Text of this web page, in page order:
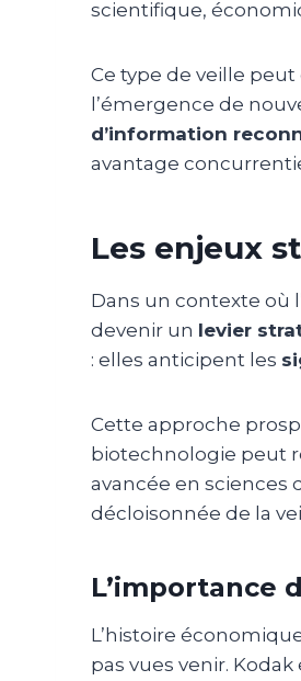
scientifique,
Ce type de veille
l’émergence de
d’information
avantage
Les enjeux
Dans un contexte où
devenir un levier
: elles anticipent les
Cette approche
biotechnologie peut
avancée en sciences
décloisonnée de la
L’importance
L’histoire
pas vues venir.